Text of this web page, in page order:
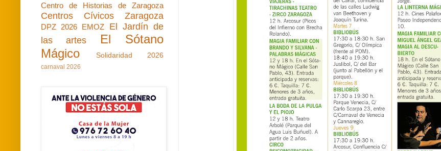
Centro de Historias de Zaragoza
Centros Cívicos Zaragoza
DPZ 2026 EMOZ
El Jardín de
las artes
El Sótano
Mágico
Solidaridad 2026
carnaval 2026